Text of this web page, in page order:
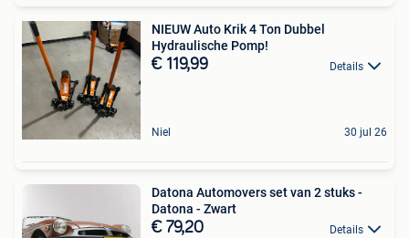
NIEUW Auto Krik 4 Ton Dubbel
Hydraulische Pomp!
€ 119,99 Details
Niel 30 jul 26
Datona Automovers set van 2 stuks -
Datona - Zwart
€ 79,20 Details